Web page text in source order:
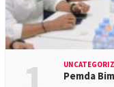
Pemda